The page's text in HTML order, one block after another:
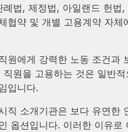
심사 프로세스 간소화
Watchtower
관련 위험에 선제적으로 대응
장비 제공 및 추적 관리
보기
여
례법, 제정법, 아일랜드 헌법
협약 및 개별 고용계약 자체
원에게 강력한 노동 조건과
직원을 고용하는 것은 일반
입니다.
직 소개기관은 보다 유연한
옵션입니다. 이러한 이유로